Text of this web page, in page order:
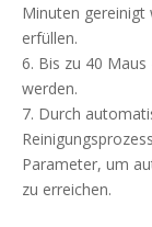
Minuten gereinigt
erfüllen.
6. Bis zu 40
werden.
7. Durch
Parameter, um
zu erreichen.